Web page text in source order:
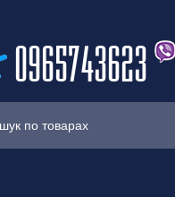
0965743623